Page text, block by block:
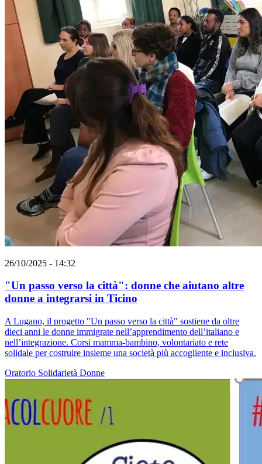
26/10/2025 - 14:32
"Un passo verso la città": donne che aiutano altre
donne a integrarsi in Ticino
A Lugano, il progetto "Un passo verso la città" sostiene da oltre
dieci anni le donne immigrate nell’apprendimento dell’italiano e
nell’integrazione. Corsi mamma-bambino, volontariato e rete
solidale per costruire insieme una società più accogliente e inclusiva.
Oratorio Solidarietà Donne